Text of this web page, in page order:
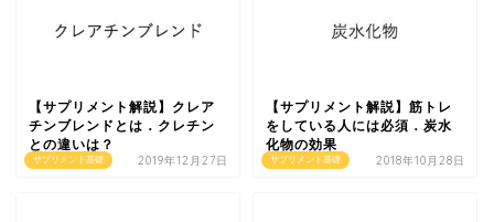
サプリメント基礎
【サプリメント解説】クレア
チンブレンドとは．クレチン
との違いは？
2019年12月27日 サプリメント基礎
【サプリメント解説】筋トレ
をしている人には必須．炭水
化物の効果
2018年10月28日